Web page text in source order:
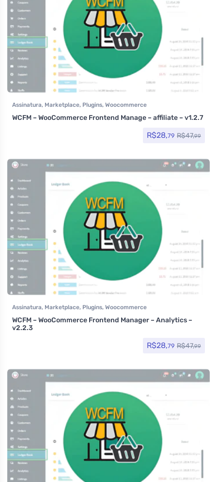
Assinatura, Marketplace, Plugins, Woocommerce
WCFM – WooCommerce Frontend Manage – affiliate – v1.2.7
R$28,79 R$47,99
Assinatura, Marketplace, Plugins, Woocommerce
WCFM – WooCommerce Frontend Manager – Analytics –
v2.2.3
R$28,79 R$47,99